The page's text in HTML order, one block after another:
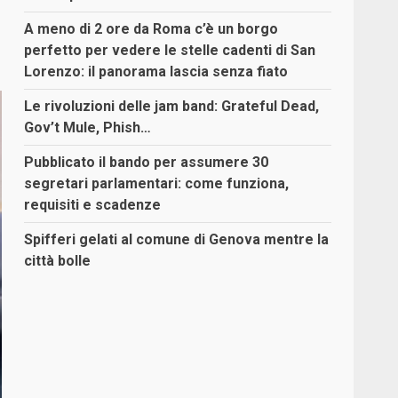
A meno di 2 ore da Roma c’è un borgo
perfetto per vedere le stelle cadenti di San
Lorenzo: il panorama lascia senza fiato
Le rivoluzioni delle jam band: Grateful Dead,
Gov’t Mule, Phish…
Pubblicato il bando per assumere 30
segretari parlamentari: come funziona,
requisiti e scadenze
Spifferi gelati al comune di Genova mentre la
città bolle